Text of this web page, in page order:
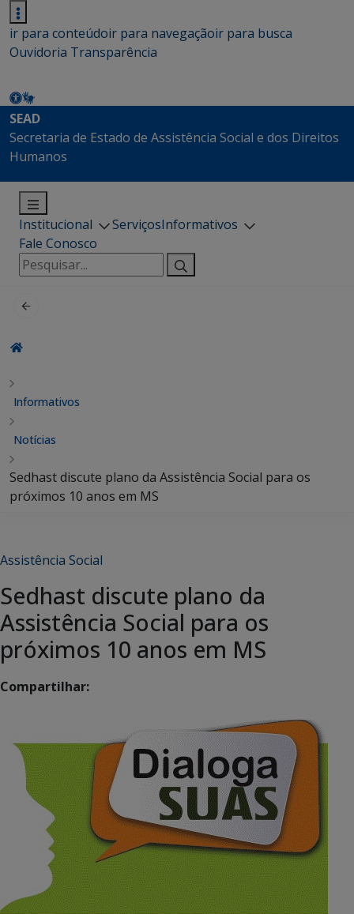
ir para conteúdoir para navegaçãoir para busca
Ouvidoria Transparência
SEAD
Secretaria de Estado de Assistência Social e dos Direitos
Humanos
Institucional ServiçosInformativos
Fale Conosco
Pesquisar
por:
Informativos
Notícias
Sedhast discute plano da Assistência Social para os
próximos 10 anos em MS
Assistência Social
Sedhast discute plano da
Assistência Social para os
próximos 10 anos em MS
Compartilhar: